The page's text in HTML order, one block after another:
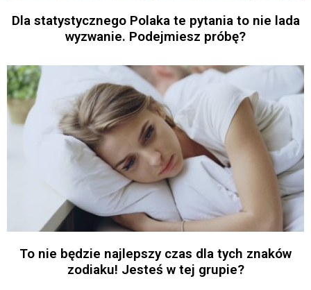
Dla statystycznego Polaka te pytania to nie lada
wyzwanie. Podejmiesz próbę?
To nie będzie najlepszy czas dla tych znaków
zodiaku! Jesteś w tej grupie?